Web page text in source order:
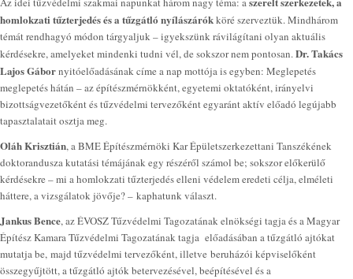
homlokzati tűzterjedés és a tűzgátló nyílászárókköré szerveztük. Mindhárom
témát rendhagyó módon tárgyaljuk – igyekszünk rávilágítani olyan aktuális
kérdésekre, amelyeket mindenki tudni vél, de sokszor nem pontosan.Dr. Takács
Lajos Gábornyitóelőadásának címe a nap mottója is egyben: Meglepetés
meglepetés hátán – az építészmérnökként, egyetemi oktatóként, irányelvi
bizottságvezetőként és tűzvédelmi tervezőként egyaránt aktív előadó legújabb
tapasztalatait osztja meg.
Oláh Krisztián, a BME Építészmérnöki Kar Épületszerkezettani Tanszékének
doktorandusza kutatási témájának egy részéről számol be; sokszor előkerülő
kérdésekre – mi a homlokzati tűzterjedés elleni védelem eredeti célja, elméleti
háttere, a vizsgálatok jövője? – kaphatunk választ.
Jankus Bence, az ÉVOSZ Tűzvédelmi Tagozatának elnökségi tagja és a Magyar
Építész Kamara Tűzvédelmi Tagozatának tagja előadásában a tűzgátló ajtókat
mutatja be, majd tűzvédelmi tervezőként, illetve beruházói képviselőként
összegyűjtött, a tűzgátló ajtók betervezésével, beépítésével és a